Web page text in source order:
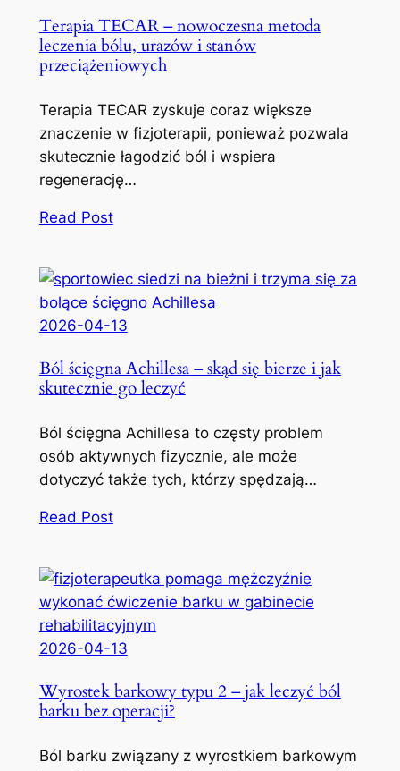
Terapia TECAR – nowoczesna metoda
leczenia bólu, urazów i stanów
przeciążeniowych
Terapia TECAR zyskuje coraz większe
znaczenie w fizjoterapii, ponieważ pozwala
skutecznie łagodzić ból i wspiera
regenerację…
Read Post
2026-04-13
Ból ścięgna Achillesa – skąd się bierze i jak
skutecznie go leczyć
Ból ścięgna Achillesa to częsty problem
osób aktywnych fizycznie, ale może
dotyczyć także tych, którzy spędzają…
Read Post
2026-04-13
Wyrostek barkowy typu 2 – jak leczyć ból
barku bez operacji?
Ból barku związany z wyrostkiem barkowym